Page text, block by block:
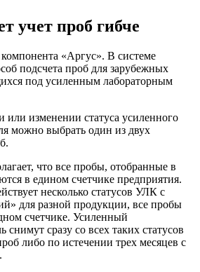
учет проб гибче
«Аргус». В системе
подсчета проб для зарубежных
под усиленным лабораторным
или изменении статуса усиленного
можно выбрать один из двух
что все пробы, отобранные в
в едином счетчике предприятия.
несколько статусов УЛК с
для разной продукции, все пробы
счетчике. Усиленный
снимут сразу со всех таких статусов
либо по истечении трех месяцев с